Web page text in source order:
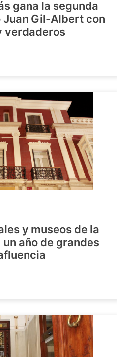
gana la segunda
Juan Gil-Albert con
verdaderos
y museos de la
año de grandes